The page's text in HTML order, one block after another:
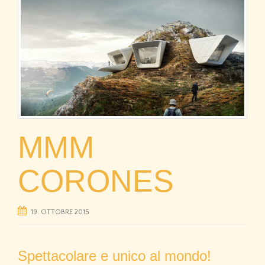
MMM
CORONES
19. OTTOBRE 2015
Spettacolare e unico al mondo!